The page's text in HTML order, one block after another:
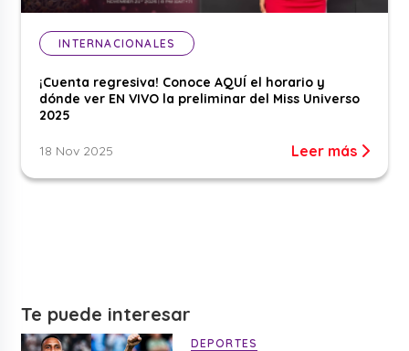
INTERNACIONALES
¡Cuenta regresiva! Conoce AQUÍ el horario y
dónde ver EN VIVO la preliminar del Miss Universo
2025
18 Nov 2025 Leer más
Te puede interesar
DEPORTES